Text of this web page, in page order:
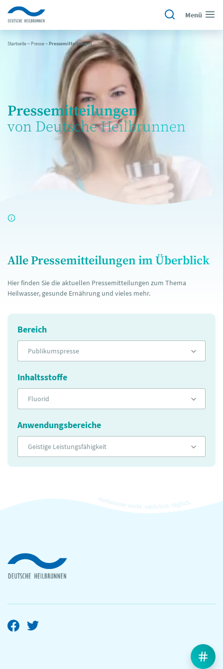
Menü
Startseite~ Presse~Pressemitteilungen
Pressemitteilungen
von Deutsche Heilbrunnen
Alle Pressemitteilungen im Überblick
Hier finden Sie die aktuellen Pressemitteilungen zum Thema
Heilwasser, gesunde Ernährung und vieles mehr.
Bereich
Publikumspresse
Inhaltsstoffe
Fluorid
Anwendungsbereiche
Geistige Leistungsfähigkeit